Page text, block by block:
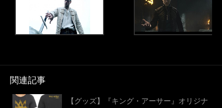
関連記事
【グッズ】『キング・アーサー』オリジナ